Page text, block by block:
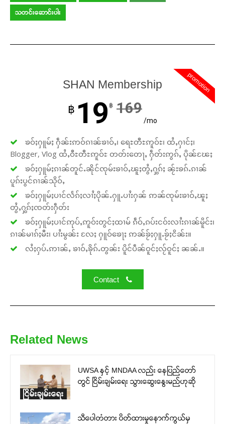
သတင်းဆောင်းပါး
promotion
SHAN Membership
฿ 19 ฿ 169
/mo
ၶဝ်ႈႁူမ်ႈ ႁဵၼ်းဢဝ်ၵၢၼ်ၶၢဝ်ႇ၊ ရေႊတီႊဢူဝ်ႊ၊ ထႆႇႁၢင်ႈ၊
Blogger, Vlog ထႆႇဝီႊတီႊဢူဝ်ႊ တတ်းတေႃႇ ႁဵတ်းဢွၵ်ႇ ပိုၼ်ၽႄႈ
ၶဝ်ႈႁူမ်ႈၵၢၼ်တူင်ႉၼိုင်ၸုမ်းၶၢဝ်ႇၽူႈတွႆႇႁွၵ်ႈ ၼႂ်းၶၵ်ႉၵၢၼ်
ပူၵ်းပွင်ၵၢၼ်သိုဝ်ႇ
ၶဝ်ႈႁူမ်ႈပၢင်လႅၵ်ႈလၢႆႈပိုၼ်ႉႁူႉပၢႆးႁၼ် ဢၼ်ၸုမ်းၶၢဝ်ႇၽူႈ
တွႆႇႁွၵ်ႈၸတ်းႁဵတ်း
ၶဝ်ႈႁူမ်ႈပၢင်ဢုပ်ႇဢူဝ်းတွင်ႈထၢမ် ၵဵဝ်ႇၵပ်းငဝ်းလၢႆးၵၢၼ်မိူင်း၊
ၵၢၼ်မၢၵ်ႈမီး၊ ပၢႆးမွၼ်း လႄႈ ႁူဝ်ၶေႃႈ ဢၼ်ၶႂ်ႈႁူႉၶႂ်ႈငိၼ်း။
လႆႈႁပ်ႉဢၢၼ်ႇ ၶၢဝ်ႇၶိုၵ်ႉတွၼ်း ပိူင်ပဵၼ်ဝူင်ႈလႂ်ဝူင်ႈ ၼၼ်ႉ။
Contact
Related News
ငြိမ်းချမ်းရေး
UWSA နှင့် MNDAA လည်း နေပြည်တော်
တွင် ငြိမ်းချမ်းရေး သွားဆွေးနွေးမည်ဟုဆို
သီပေါတံတား ပိတ်ထားမှုနောက်ကွယ်မှ